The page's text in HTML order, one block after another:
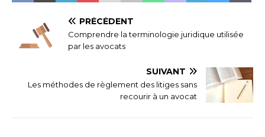
PRÉCÉDENT
Comprendre la terminologie juridique utilisée
par les avocats
SUIVANT
Les méthodes de règlement des litiges sans
recourir à un avocat